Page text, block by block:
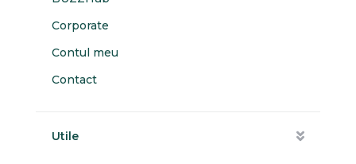
Corporate
Contul meu
Contact
Utile